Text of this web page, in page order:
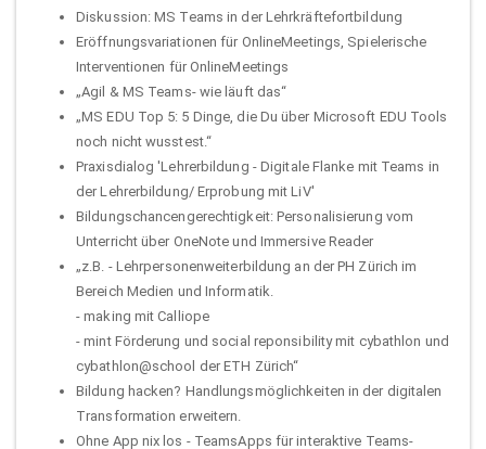
Diskussion: MS Teams in der Lehrkräftefortbildung
Eröffnungsvariationen für OnlineMeetings, Spielerische
Interventionen für OnlineMeetings
„Agil & MS Teams- wie läuft das“
„MS EDU Top 5: 5 Dinge, die Du über Microsoft EDU Tools
noch nicht wusstest.“
Praxisdialog 'Lehrerbildung - Digitale Flanke mit Teams in
der Lehrerbildung/ Erprobung mit LiV'
Bildungschancengerechtigkeit: Personalisierung vom
Unterricht über OneNote und Immersive Reader
„z.B. - Lehrpersonenweiterbildung an der PH Zürich im
Bereich Medien und Informatik.
- making mit Calliope
- mint Förderung und social reponsibility mit cybathlon und
cybathlon@school der ETH Zürich“
Bildung hacken? Handlungsmöglichkeiten in der digitalen
Transformation erweitern.
Ohne App nix los - TeamsApps für interaktive Teams-